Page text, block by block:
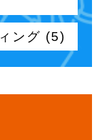
ング (5)